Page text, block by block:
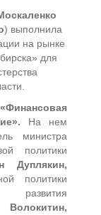
) выполнила
на рынке
для
«Финансовая
На нем
министра
политики
Дуплякин,
политики
развития